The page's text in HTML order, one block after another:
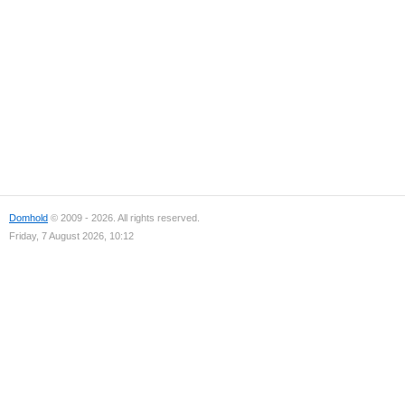
Domhold © 2009 - 2026. All rights reserved.
Friday, 7 August 2026, 10:12